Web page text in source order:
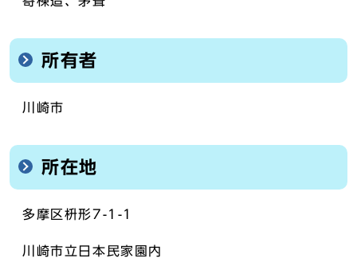
所有者
川崎市
所在地
多摩区枡形7-1-1
川崎市立日本民家園内